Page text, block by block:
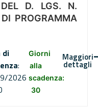
D. LGS. N.
PROGRAMMA
di
:
2026
Giorni
alla
scadenza:
30
Maggiori
dettagli